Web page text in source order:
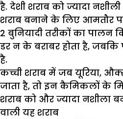
है. देशी शराब को ज्यादा
शराब बनाने के लिए आमतौर
2 बुनियादी तरीकों का
डर न के बराबर होता है, जबकि
है.
कच्ची शराब में जब यूरिया,
जाता है, तो इन कैमिकलों के
शराब को और ज्यादा नशीला
वाली यह शराब